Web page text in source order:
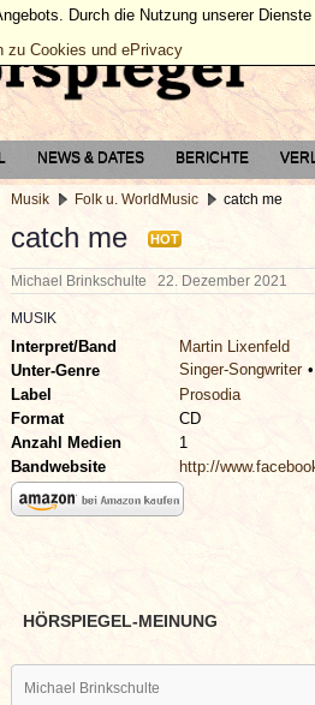
NEWS & DATES BERICHTE
Musik Folk u. WorldMusic catch me
catch me HOT
Michael Brinkschulte 22. Dezember 2021
MUSIK
Interpret/Band
Martin Lixenfeld
Unter-Genre
Singer-Songwriter
Label
Prosodia
Format
CD
Anzahl Medien
1
Bandwebsite
http://
HÖRSPIEGEL-MEINUNG
Michael Brinkschulte
Durch die Nutzung unserer
zu Cookies und ePrivacy